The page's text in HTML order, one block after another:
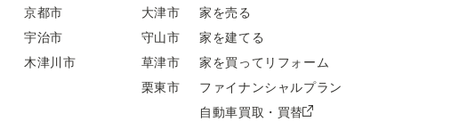
京都市
宇治市
木津川市
大津市
守山市
草津市
栗東市
家を売る
家を建てる
家を買ってリフォーム
ファイナンシャルプラン
自動車買取・買替